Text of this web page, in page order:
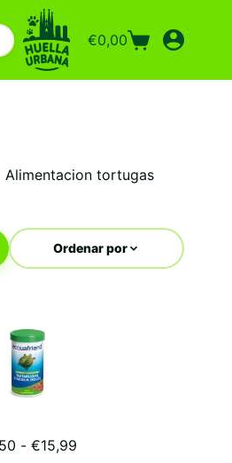
Carro
compra
€0,00
Alimentacion tortugas
Ordenar por
- €15,99Rango